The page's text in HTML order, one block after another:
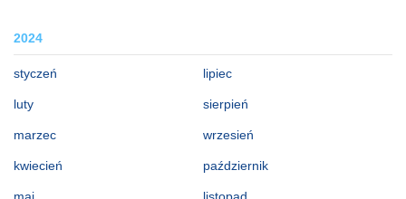
2024
styczeń
luty
marzec
kwiecień
lipiec
sierpień
wrzesień
październik